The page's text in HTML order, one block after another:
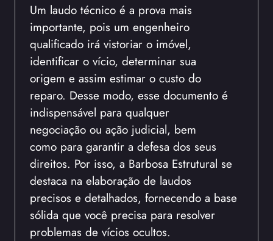
Um laudo técnico é a prova mais
importante, pois um engenheiro
qualificado irá vistoriar o imóvel,
identificar o vício, determinar sua
origem e assim estimar o custo do
reparo. Desse modo, esse documento é
indispensável para qualquer
negociação ou ação judicial, bem
como para garantir a defesa dos seus
direitos. Por isso, a Barbosa Estrutural se
destaca na elaboração de laudos
precisos e detalhados, fornecendo a base
sólida que você precisa para resolver
problemas de vícios ocultos.